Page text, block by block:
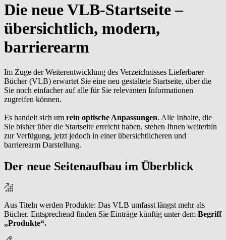
Die neue VLB-Startseite –
übersichtlich, modern,
barrierearm
Im Zuge der Weiterentwicklung des Verzeichnisses Lieferbarer
Bücher (VLB) erwartet Sie eine neu gestaltete Startseite, über die
Sie noch einfacher auf alle für Sie relevanten Informationen
zugreifen können.
Es handelt sich um rein optische Anpassungen. Alle Inhalte, die
Sie bisher über die Startseite erreicht haben, stehen Ihnen weiterhin
zur Verfügung, jetzt jedoch in einer übersichtlicheren und
barrierearm Darstellung.
Der neue Seitenaufbau im Überblick
Aus Titeln werden Produkte: Das VLB umfasst längst mehr als
Bücher. Entsprechend finden Sie Einträge künftig unter dem Begriff
„Produkte“.